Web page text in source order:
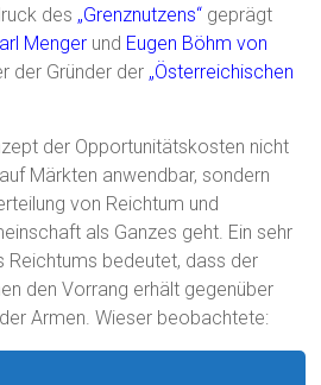
des „Grenznutzens“ geprägt
Menger und Eugen Böhm von
der Gründer der „Österreichischen
der Opportunitätskosten nicht
Märkten anwendbar, sondern
von Reichtum und
als Ganzes geht. Ein sehr
Reichtums bedeutet, dass der
den Vorrang erhält gegenüber
Armen. Wieser beobachtete: